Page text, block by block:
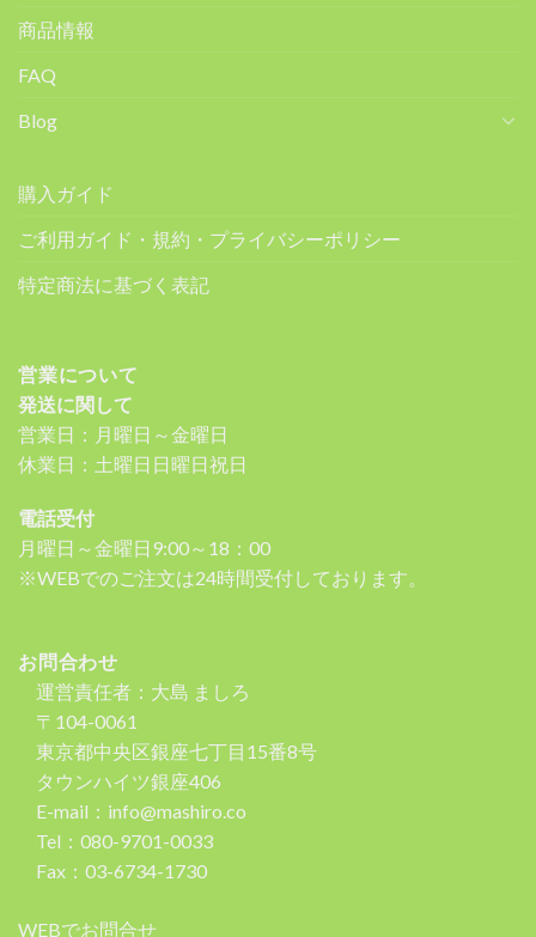
商品情報
FAQ
Blog
購入ガイド
ご利用ガイド・規約・プライバシーポリシー
特定商法に基づく表記
営業について
発送に関して
営業日：月曜日～金曜日
休業日：土曜日日曜日祝日
電話受付
月曜日～金曜日9:00～18：00
※WEBでのご注文は24時間受付しております。
お問合わせ
運営責任者：大島 ましろ
〒104-0061
東京都中央区銀座七丁目15番8号
タウンハイツ銀座406
E-mail：info@mashiro.co
Tel：080-9701-0033
Fax：03-6734-1730
WEBでお問合せ